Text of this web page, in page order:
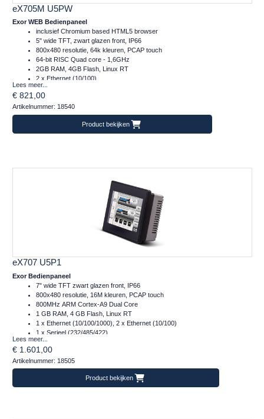
eX705M U5PW
Exor WEB Bedienpaneel
inclusief Chromium based HTML5 browser
5" wide TFT, zwart glazen front, IP66
800x480 resolutie, 64k kleuren, PCAP touch
64-bit RISC Quad core - 1,6GHz
2GB RAM, 4GB Flash, Linux RT
2 x Ethernet (10/100)
1 x Serieel (RS232/422/485)
1 x Plug-in, 1 x USB, 1 x SD
Temperatuur inzetbereik: -20..+60°C
Frontafmeting: 147x107 (mm)
Lees meer...
€ 821,00
Artikelnummer: 18540
Product bekijken
eX707 U5P1
Exor Bedienpaneel
7" wide TFT zwart glazen front, IP66
800x480 resolutie, 16M kleuren, PCAP touch
800MHz ARM Cortex-A9 Dual Core
1 GB RAM, 4 GB Flash, Linux RT
1 x Ethernet (10/100/1000), 2 x Ethernet (10/100)
1 x Serieel (232/485/422)
2 x Plug-in, 2 x USB, 1 x SD
Temperatuur inzetbereik: -20..+60°C
CE, DNVGL, EUROMR, cULus, Class I Div 2, ATEX en IECex
Frontafmeting: 187x147 (mm)
Lees meer...
€ 1.601,00
Artikelnummer: 18505
Product bekijken